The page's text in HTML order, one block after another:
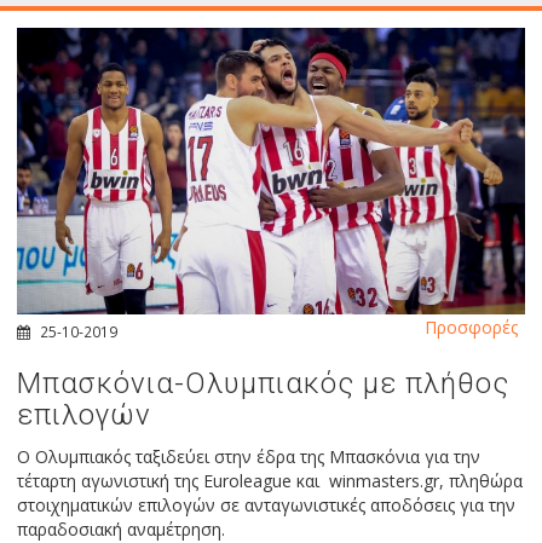
25-10-2019
Μπασκόνια-Ολυμπιακός με πλήθος
επιλογών
Ο Ολυμπιακός ταξιδεύει στην έδρα της Μπασκόνια για την
τέταρτη αγωνιστική της Euroleague και winmasters.gr, πληθώρα
στοιχηματικών επιλογών σε ανταγωνιστικές αποδόσεις για την
παραδοσιακή αναμέτρηση.
Προσφορές